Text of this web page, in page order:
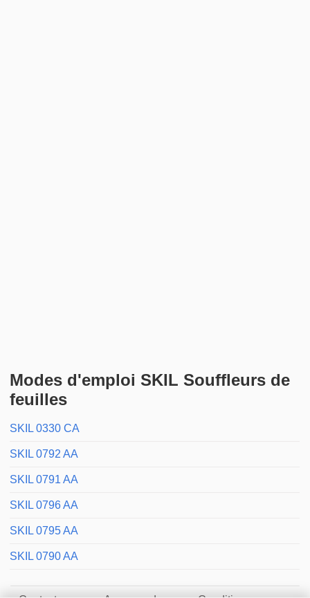
Modes d'emploi SKIL Souffleurs de
feuilles
SKIL 0330 CA
SKIL 0792 AA
SKIL 0791 AA
SKIL 0796 AA
SKIL 0795 AA
SKIL 0790 AA